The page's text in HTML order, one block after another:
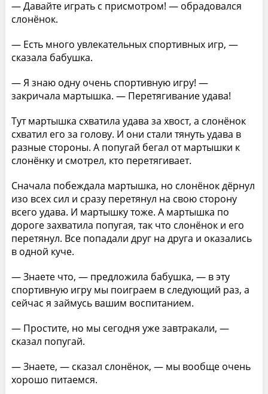
— Давайте играть с присмотром! — обрадовался
слонёнок.
— Есть много увлекательных спортивных игр, —
сказала бабушка.
— Я знаю одну очень спортивную игру! —
закричала мартышка. — Перетягивание удава!
Тут мартышка схватила удава за хвост, а слонёнок
схватил его за голову. И они стали тянуть удава в
разные стороны. А попугай бегал от мартышки к
слонёнку и смотрел, кто перетягивает.
Сначала побеждала мартышка, но слонёнок дёрнул
изо всех сил и сразу перетянул на свою сторону
всего удава. И мартышку тоже. А мартышка по
дороге захватила попугая, так что слонёнок и его
перетянул. Все попадали друг на друга и оказались
в одной куче.
— Знаете что, — предложила бабушка, — в эту
спортивную игру мы поиграем в следующий раз, а
сейчас я займусь вашим воспитанием.
— Простите, но мы сегодня уже завтракали, —
сказал попугай.
— Знаете, — сказал слонёнок, — мы вообще очень
хорошо питаемся.